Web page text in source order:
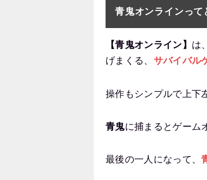
青鬼オンラインって
【青鬼オンライン】 は
げまくる、 サバイバル
操作もシンプルで上下
青鬼に捕まるとゲーム
最後の一人になって、